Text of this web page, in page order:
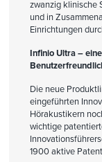
zwanzig klinische
und in
Einrichtungen
Infinio Ultra –
Die neue
eingeführten
Hörakustikern
wichtige
1900 aktive